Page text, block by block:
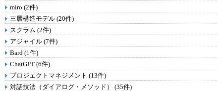
miro (2件)
三層構造モデル (20件)
スクラム (2件)
アジャイル (7件)
Bard (1件)
ChatGPT (6件)
プロジェクトマネジメント (13件)
対話技法（ダイアログ・メソッド） (35件)